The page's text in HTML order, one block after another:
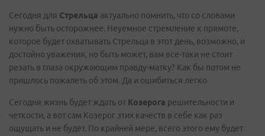
Сегодня для Стрельца актуально помнить, что со словами
нужно быть осторожнее. Неуемное стремление к прямоте,
которое будет охватывать Стрельца в этот день, возможно, и
достойно уважения, но быть может, вам все-таки не стоит
резать в глаза окружающим правду-матку? Как бы потом не
пришлось пожалеть об этом. Да и ошибиться легко.
Сегодня жизнь будет ждать от Козерога решительности и
четкости, а вот сам Козерог этих качеств в себе как раз
ощущать и не будет. По крайней мере, всего этого ему будет